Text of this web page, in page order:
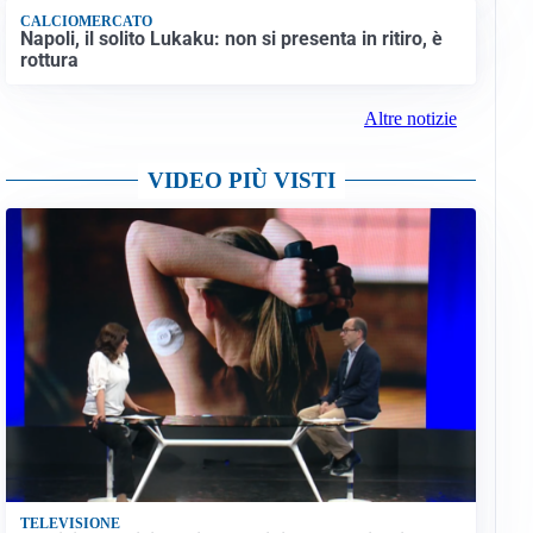
CALCIOMERCATO
Napoli, il solito Lukaku: non si presenta in ritiro, è
rottura
Altre notizie
VIDEO PIÙ VISTI
TELEVISIONE